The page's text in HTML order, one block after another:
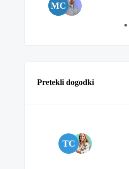
MC
Pretekli dogodki
TC